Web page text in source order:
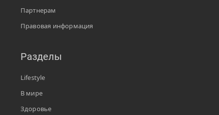
Партнерам
Правовая информация
Разделы
Lifestyle
В мире
Здоровье